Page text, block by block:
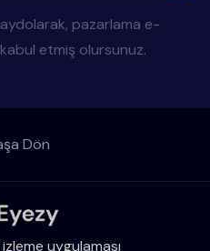
pazarlama e-
kabul etmiş olursunuz.
Dön
uygulaması